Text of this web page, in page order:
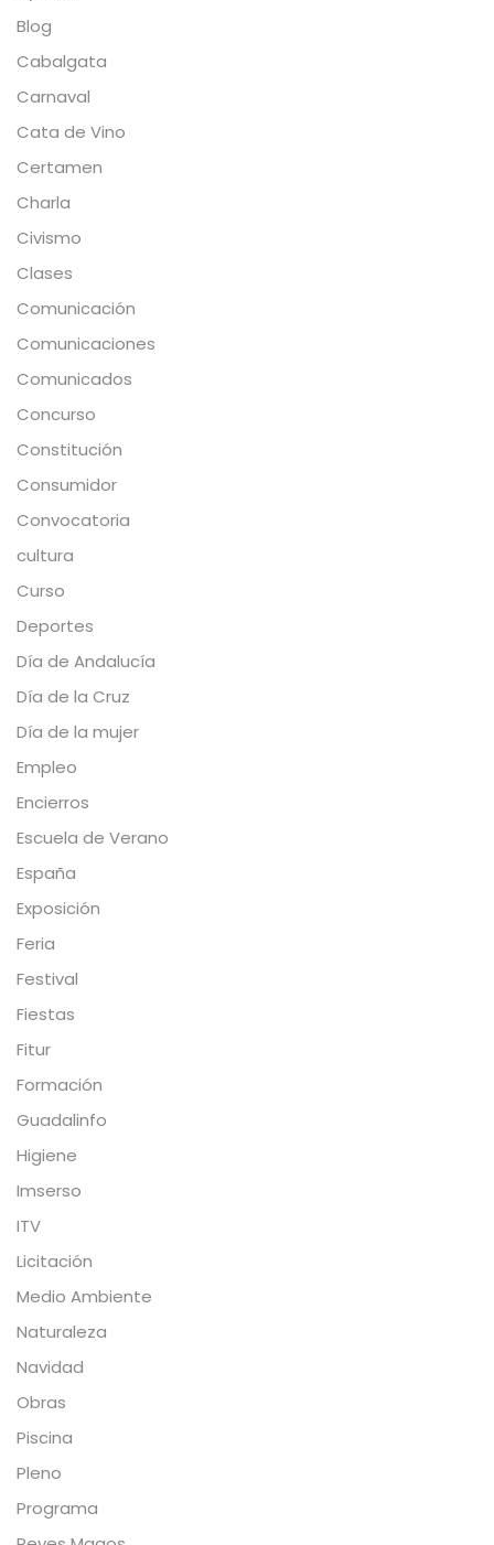
Blog
Cabalgata
Carnaval
Cata de Vino
Certamen
Charla
Civismo
Clases
Comunicación
Comunicaciones
Comunicados
Concurso
Constitución
Consumidor
Convocatoria
cultura
Curso
Deportes
Día de Andalucía
Día de la Cruz
Día de la mujer
Empleo
Encierros
Escuela de Verano
España
Exposición
Feria
Festival
Fiestas
Fitur
Formación
Guadalinfo
Higiene
Imserso
ITV
Licitación
Medio Ambiente
Naturaleza
Navidad
Obras
Piscina
Pleno
Programa